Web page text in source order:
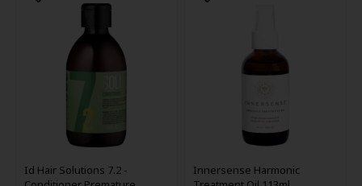
Id Hair Solutions 7.2 -
Innersense Harmonic